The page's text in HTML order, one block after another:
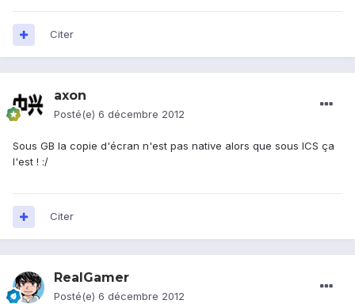
Citer
axon
Posté(e) 6 décembre 2012
Sous GB la copie d'écran n'est pas native alors que sous ICS ça
l'est ! :/
Citer
RealGamer
Posté(e) 6 décembre 2012